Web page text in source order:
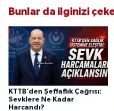
Bunlar da ilginizi
KTTB’den Şeffaflık Çağrısı:
Sevklere Ne Kadar
Harcandı?